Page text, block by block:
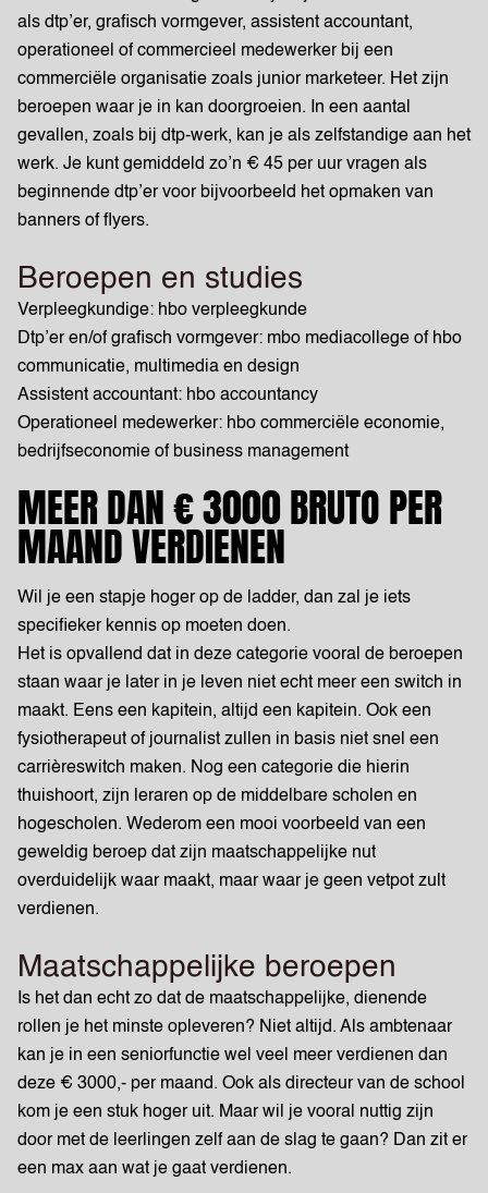
als dtp’er, grafisch vormgever, assistent accountant,
operationeel of commercieel medewerker bij een
commerciële organisatie zoals junior marketeer. Het zijn
beroepen waar je in kan doorgroeien. In een aantal
gevallen, zoals bij dtp-werk, kan je als zelfstandige aan het
werk. Je kunt gemiddeld zo’n € 45 per uur vragen als
beginnende dtp’er voor bijvoorbeeld het opmaken van
banners of flyers.
Beroepen en studies
Verpleegkundige: hbo verpleegkunde
Dtp’er en/of grafisch vormgever: mbo mediacollege of hbo
communicatie, multimedia en design
Assistent accountant: hbo accountancy
Operationeel medewerker: hbo commerciële economie,
bedrijfseconomie of business management
MEER DAN € 3000 BRUTO PER
MAAND VERDIENEN
Wil je een stapje hoger op de ladder, dan zal je iets
specifieker kennis op moeten doen.
Het is opvallend dat in deze categorie vooral de beroepen
staan waar je later in je leven niet echt meer een switch in
maakt. Eens een kapitein, altijd een kapitein. Ook een
fysiotherapeut of journalist zullen in basis niet snel een
carrièreswitch maken. Nog een categorie die hierin
thuishoort, zijn leraren op de middelbare scholen en
hogescholen. Wederom een mooi voorbeeld van een
geweldig beroep dat zijn maatschappelijke nut
overduidelijk waar maakt, maar waar je geen vetpot zult
verdienen.
Maatschappelijke beroepen
Is het dan echt zo dat de maatschappelijke, dienende
rollen je het minste opleveren? Niet altijd. Als ambtenaar
kan je in een seniorfunctie wel veel meer verdienen dan
deze € 3000,- per maand. Ook als directeur van de school
kom je een stuk hoger uit. Maar wil je vooral nuttig zijn
door met de leerlingen zelf aan de slag te gaan? Dan zit er
een max aan wat je gaat verdienen.